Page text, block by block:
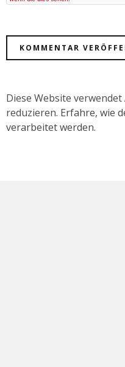
Diese Website
reduzieren. Erfahre, wie
verarbeitet werden.